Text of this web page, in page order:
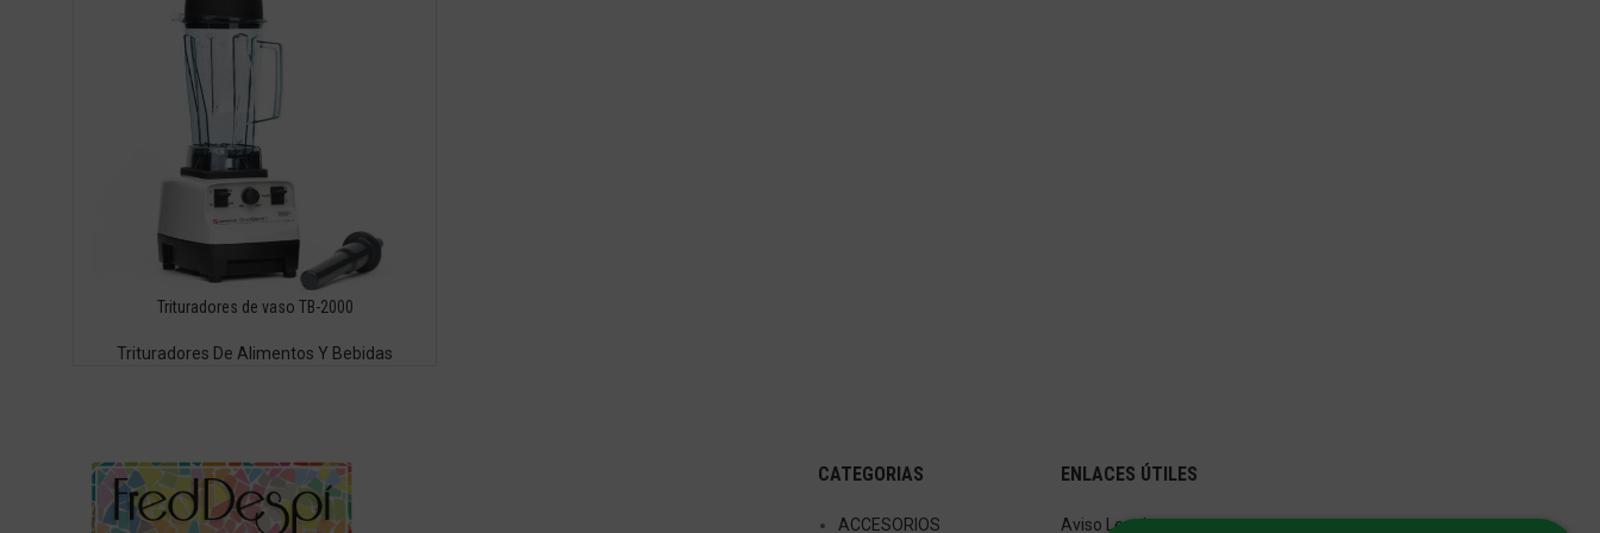
Trituradores de vaso TB-2000
Trituradores De Alimentos Y Bebidas
CATEGORIAS
ACCESORIOS
ENLACES ÚTILES
Aviso Legal